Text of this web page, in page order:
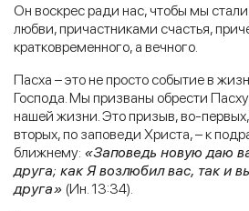
Он воскрес ради нас, чтобы мы
любви, причастниками счастья,
кратковременного, а вечного.
Пасха – это не просто событие в
Господа. Мы призваны обрести
нашей жизни. Это призыв, во-
вторых, по заповеди Христа, – к
ближнему: «Заповедь новую даю
друга; как Я возлюбил вас, так и
друга» (Ин. 13:34).